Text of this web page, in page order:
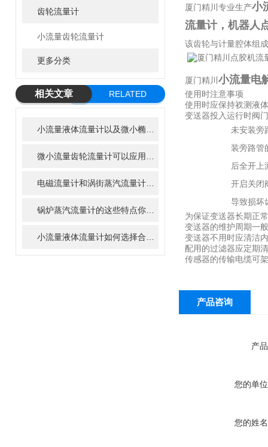
齿轮流量计
小流量齿轮流量计
更多分类
相关文章
RELATED
厦门精川专业生产小
流量计，机器人
该齿轮与计量腔体组
厦门精川 小流量电
使用时注意事项
使用时应保持衩测液
变送器投入运行时阀
未安装旁
装旁路管
后全开上
开启关闭
导致损坏
为保证变送器长期正
变送器的维护周期一
变送器不用时应清洁
配用的过滤器应定期
传感器的传输电缆可
产品咨询
产
您的单
您的姓